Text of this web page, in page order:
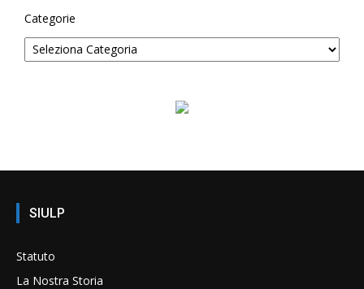
Categorie
SIULP
Statuto
La Nostra Storia